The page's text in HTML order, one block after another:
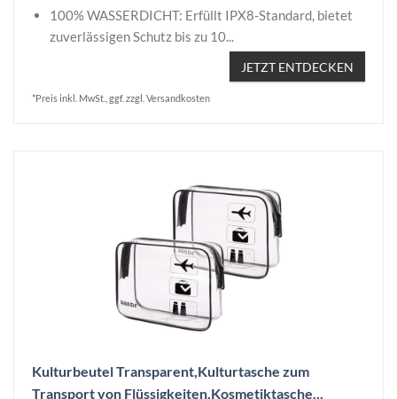
100% WASSERDICHT: Erfüllt IPX8-Standard, bietet
zuverlässigen Schutz bis zu 10...
JETZT ENTDECKEN
*Preis inkl. MwSt., ggf. zzgl. Versandkosten
Kulturbeutel Transparent,Kulturtasche zum
Transport von Flüssigkeiten,Kosmetiktasche...